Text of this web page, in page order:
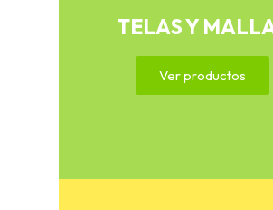
TELAS Y
Ver productos